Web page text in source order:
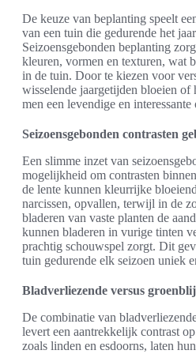
De keuze van beplanting speelt
van een tuin die gedurende het
Seizoensgebonden beplanting
kleuren, vormen en texturen, wat
in de tuin. Door te kiezen voor
wisselende jaargetijden bloeien of
men een levendige en
Seizoensgebonden contrasten
Een slimme inzet van
mogelijkheid om contrasten
de lente kunnen kleurrijke
narcissen, opvallen, terwijl in de
bladeren van vaste planten de
kunnen bladeren in vurige tinten
prachtig schouwspel zorgt. Dit
tuin gedurende elk seizoen uniek
Bladverliezende versus
De combinatie van
levert een aantrekkelijk contrast
zoals linden en esdoorns, laten